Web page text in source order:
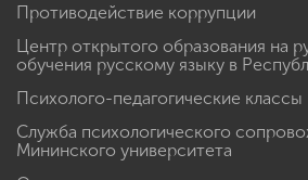
Противодействие коррупции
Центр открытого образования на
обучения русскому языку в
Психолого-педагогические классы
Служба психологического
Мининского университета